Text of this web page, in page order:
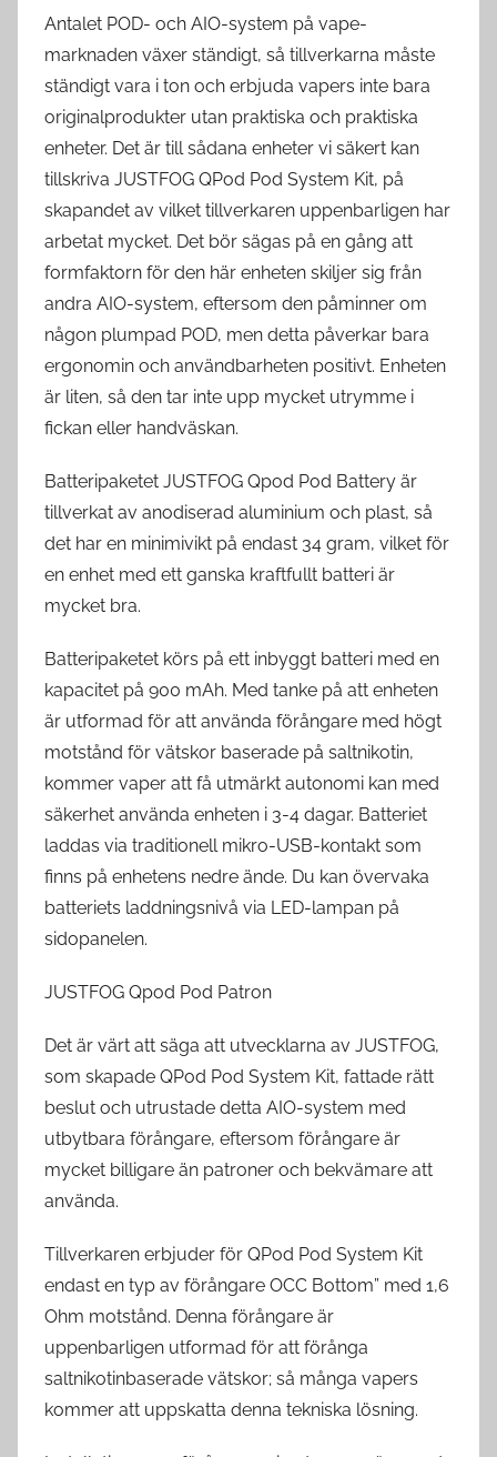
Antalet POD- och AIO-system på vape-
marknaden växer ständigt, så tillverkarna måste
ständigt vara i ton och erbjuda vapers inte bara
originalprodukter utan praktiska och praktiska
enheter. Det är till sådana enheter vi säkert kan
tillskriva JUSTFOG QPod Pod System Kit, på
skapandet av vilket tillverkaren uppenbarligen har
arbetat mycket. Det bör sägas på en gång att
formfaktorn för den här enheten skiljer sig från
andra AIO-system, eftersom den påminner om
någon plumpad POD, men detta påverkar bara
ergonomin och användbarheten positivt. Enheten
är liten, så den tar inte upp mycket utrymme i
fickan eller handväskan.
Batteripaketet JUSTFOG Qpod Pod Battery är
tillverkat av anodiserad aluminium och plast, så
det har en minimivikt på endast 34 gram, vilket för
en enhet med ett ganska kraftfullt batteri är
mycket bra.
Batteripaketet körs på ett inbyggt batteri med en
kapacitet på 900 mAh. Med tanke på att enheten
är utformad för att använda förångare med högt
motstånd för vätskor baserade på saltnikotin,
kommer vaper att få utmärkt autonomi kan med
säkerhet använda enheten i 3-4 dagar. Batteriet
laddas via traditionell mikro-USB-kontakt som
finns på enhetens nedre ände. Du kan övervaka
batteriets laddningsnivå via LED-lampan på
sidopanelen.
JUSTFOG Qpod Pod Patron
Det är värt att säga att utvecklarna av JUSTFOG,
som skapade QPod Pod System Kit, fattade rätt
beslut och utrustade detta AIO-system med
utbytbara förångare, eftersom förångare är
mycket billigare än patroner och bekvämare att
använda.
Tillverkaren erbjuder för QPod Pod System Kit
endast en typ av förångare OCC Bottom” med 1,6
Ohm motstånd. Denna förångare är
uppenbarligen utformad för att förånga
saltnikotinbaserade vätskor; så många vapers
kommer att uppskatta denna tekniska lösning.